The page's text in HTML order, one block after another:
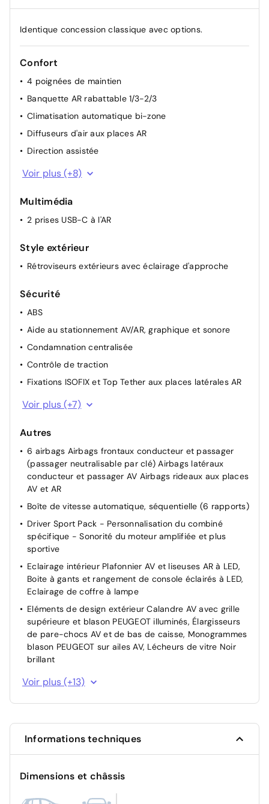
Identique concession classique avec options.
Confort
4 poignées de maintien
Banquette AR rabattable 1/3-2/3
Climatisation automatique bi-zone
Diffuseurs d'air aux places AR
Direction assistée
Essuie-vitre AV à déclenchement automatique
antipincement
Navigation connectée
Rétroviseurs extérieurs électriques, dégivrants et
rabattables électriquement
Vitres latérales AR et lunette AR chauffante surteintées
Accès et démarrage mains libres Proximity
Voir plus (+8)
Multimédia
2 prises USB-C à l'AR
Style extérieur
Rétroviseurs extérieurs avec éclairage d'approche
Sécurité
ABS
Aide au stationnement AV/AR, graphique et sonore
Condamnation centralisée
Contrôle de traction
Fixations ISOFIX et Top Tether aux places latérales AR
Frein de stationnement électrique
avec fonction Stop&Go
Pare-brise teinté feuilleté acoustique
Peugeot Connect SOS & Assistance
Projecteurs Peugeot Matrix LED Technology Éclairage
adaptatif en fonction des conditions extérieures et de
la circulation
Rétroviseur intérieur électrochrome
Contrôle de la pression des pneus
Voir plus (+7)
Autres
6 airbags Airbags frontaux conducteur et passager
(passager neutralisable par clé) Airbags latéraux
conducteur et passager AV Airbags rideaux aux places
AV et AR
Boîte de vitesse automatique, séquentielle (6 rapports)
Driver Sport Pack - Personnalisation du combiné
spécifique - Sonorité du moteur amplifiée et plus
sportive
Eclairage intérieur Plafonnier AV et liseuses AR à LED,
Boite à gants et rangement de console éclairés à LED,
Eclairage de coffre à lampe
Eléments de design extérieur Calandre AV avec grille
supérieure et blason PEUGEOT illuminés, Élargisseurs
de pare-chocs AV et de bas de caisse, Monogrammes
blason PEUGEOT sur ailes AV, Lécheurs de vitre Noir
brillant
Eléments de design intérieur Planche de bord moussée
avec décor Alcantara, jonc chromé transversal, et
surpiqûres vert Adamite, Panneaux de portes avec
doubles surpiqûres vert Adamite / gris Tramontane,
Planche de bord et panneaux de portes AV avec
éclairage d'ambiance, Accoudoirs de portes en
Tramontane, Ciel de pavillon Noir, Pédalier sport et
Voir plus (+13)
Informations techniques
Dimensions et châssis